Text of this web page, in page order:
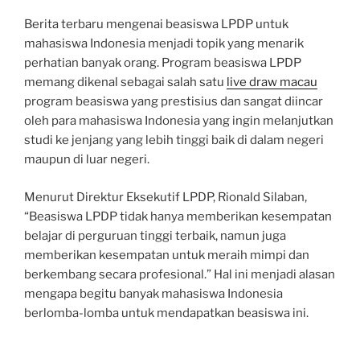
Berita terbaru mengenai beasiswa LPDP untuk
mahasiswa Indonesia menjadi topik yang menarik
perhatian banyak orang. Program beasiswa LPDP
memang dikenal sebagai salah satu live draw macau
program beasiswa yang prestisius dan sangat diincar
oleh para mahasiswa Indonesia yang ingin melanjutkan
studi ke jenjang yang lebih tinggi baik di dalam negeri
maupun di luar negeri.
Menurut Direktur Eksekutif LPDP, Rionald Silaban,
“Beasiswa LPDP tidak hanya memberikan kesempatan
belajar di perguruan tinggi terbaik, namun juga
memberikan kesempatan untuk meraih mimpi dan
berkembang secara profesional.” Hal ini menjadi alasan
mengapa begitu banyak mahasiswa Indonesia
berlomba-lomba untuk mendapatkan beasiswa ini.